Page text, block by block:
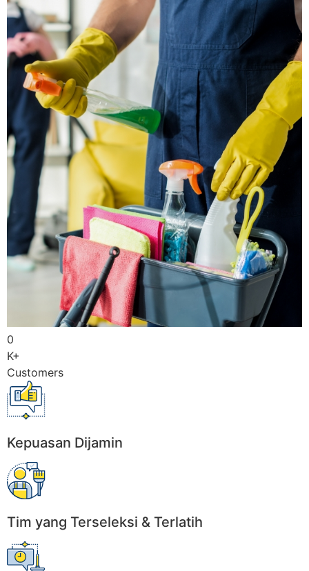
0
K+
Customers
Kepuasan Dijamin
Tim yang Terseleksi & Terlatih